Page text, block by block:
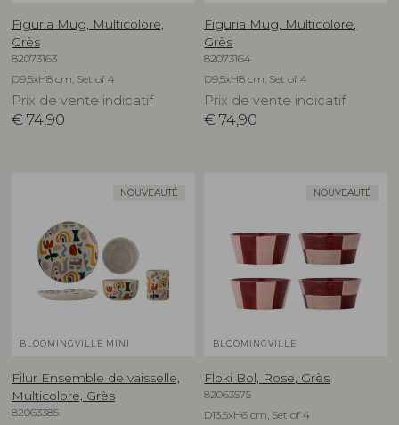
Figuria Mug, Multicolore,
Grès
82073163
D9,5xH8 cm, Set of 4
Prix de vente indicatif
€ 74,90
Figuria Mug, Multicolore,
Grès
82073164
D9,5xH8 cm, Set of 4
Prix de vente indicatif
€ 74,90
NOUVEAUTÉ
BLOOMINGVILLE MINI
Filur Ensemble de vaisselle,
Multicolore, Grès
82063385
NOUVEAUTÉ
BLOOMINGVILLE
Floki Bol, Rose, Grès
82063575
D13,5xH6 cm, Set of 4